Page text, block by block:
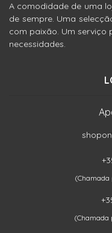
A comodidade de uma
de sempre. Uma
com paixão. Um serviço
necessidades.
(Chamada
(Chamada